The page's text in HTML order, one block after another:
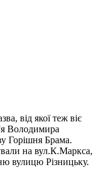
від якої теж віє
Володимира
Горішня Брама.
на вул.К.Маркса,
вулицю Різницьку.